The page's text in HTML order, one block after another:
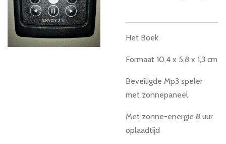
Het Boek
Formaat 10,4 x 5,8 x 1,3 cm
Beveiligde Mp3 speler
met zonnepaneel
Met zonne-energie 8 uur
oplaadtijd